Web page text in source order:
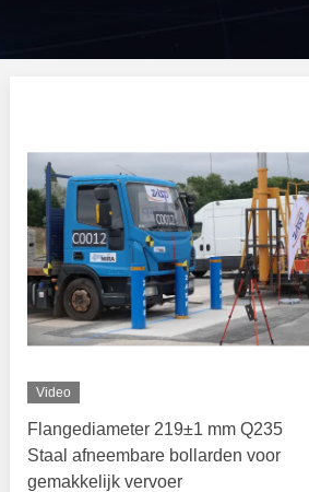
Video
Flangediameter 219±1 mm Q235
Staal afneembare bollarden voor
gemakkelijk vervoer